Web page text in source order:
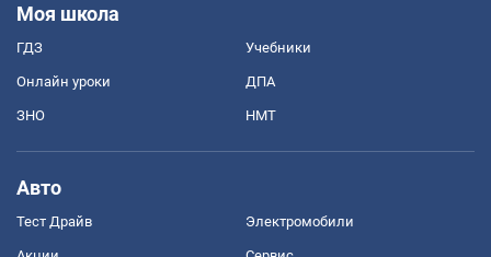
Моя школа
ГДЗ Учебники
Онлайн уроки ДПА
ЗНО НМТ
Авто
Тест Драйв Электромобили